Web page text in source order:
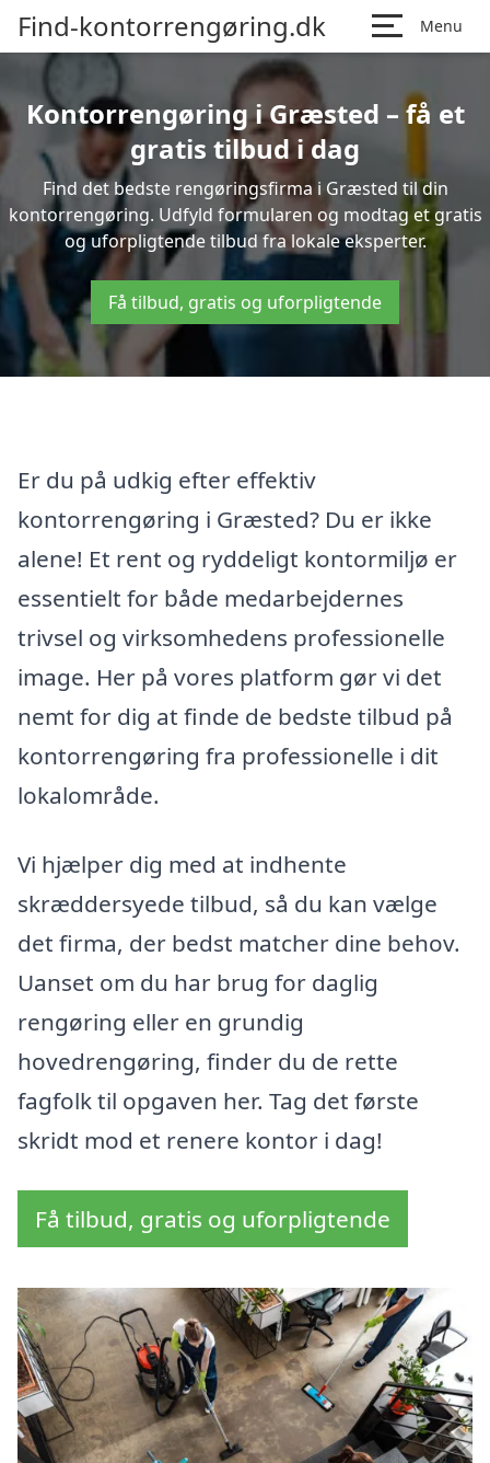
Find-kontorrengøring.dk Menu
Kontorrengøring i Græsted – få et
gratis tilbud i dag
Find det bedste rengøringsfirma i Græsted til din
kontorrengøring. Udfyld formularen og modtag et gratis
og uforpligtende tilbud fra lokale eksperter.
Få tilbud, gratis og uforpligtende
Er du på udkig efter effektiv
kontorrengøring i Græsted? Du er ikke
alene! Et rent og ryddeligt kontormiljø er
essentielt for både medarbejdernes
trivsel og virksomhedens professionelle
image. Her på vores platform gør vi det
nemt for dig at finde de bedste tilbud på
kontorrengøring fra professionelle i dit
lokalområde.
Vi hjælper dig med at indhente
skræddersyede tilbud, så du kan vælge
det firma, der bedst matcher dine behov.
Uanset om du har brug for daglig
rengøring eller en grundig
hovedrengøring, finder du de rette
fagfolk til opgaven her. Tag det første
skridt mod et renere kontor i dag!
Få tilbud, gratis og uforpligtende